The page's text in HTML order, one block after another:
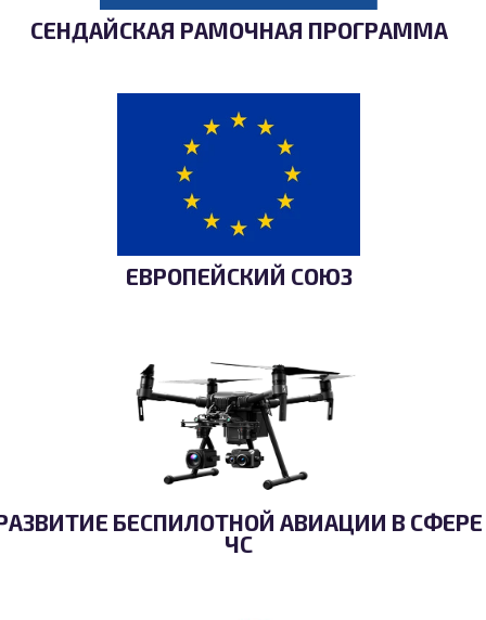
СЕНДАЙСКАЯ РАМОЧНАЯ ПРОГРАММА
ЕВРОПЕЙСКИЙ СОЮЗ
БЕСПИЛОТНОЙ АВИАЦИИ В СФЕРЕ
ЧС